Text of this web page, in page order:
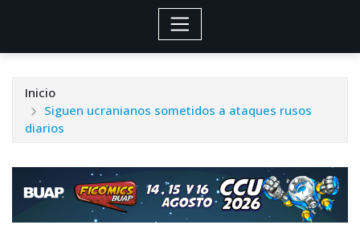
Inicio
Siguen ucranianos sometidos a ataques rusos
diarios